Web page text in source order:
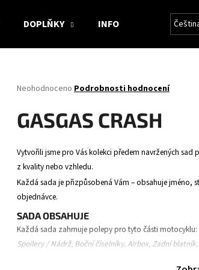
DOPLŇKY INFO
Průměrné
produktu
je
5
hvězdiček.
Neohodnoceno Podrobnosti hodnocení
GASGAS CRASH
Vytvořili jsme pro Vás kolekci předem navržených sad
z kvality nebo vzhledu.
Každá sada je přizpůsobená Vám – obsahuje
objednávce.
SADA OBSAHUJE
Každá sada zahrnuje polepy pro tyto části motocyklu:
Spoilery / Nádrž, Boční číselníky, Airbox, Zadní
HLEDAT